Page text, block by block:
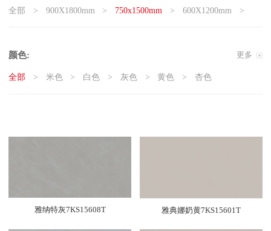
3D微雕 臻白超平 臻白质感砖系列 莱姆石系列
全部 900X1800mm 750x1500mm 600X1200mm
颜色: 更多
全部 米色 白色 灰色 黄色 杏色
雅纳特灰7KS15608T 雅典娜奶黄7KS15601T